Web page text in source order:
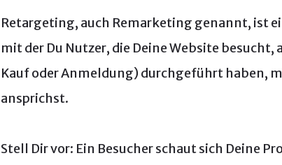
Retargeting, auch Remarketing genannt, ist
mit der Du Nutzer, die Deine Website
Kauf oder Anmeldung) durchgeführt haben,
ansprichst.
Stell Dir vor: Ein Besucher schaut sich Deine